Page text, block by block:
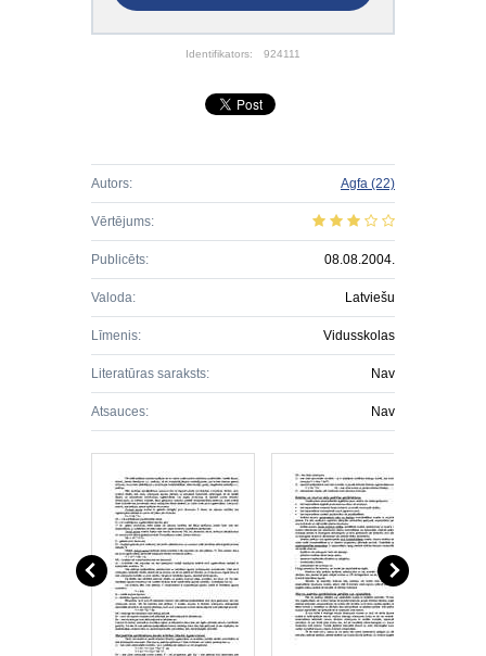
Identifikators: 924111
Autors: Agfa (22)
Vērtējums:
Publicēts: 08.08.2004.
Valoda: Latviešu
Līmenis: Vidusskolas
Literatūras saraksts: Nav
Atsauces: Nav